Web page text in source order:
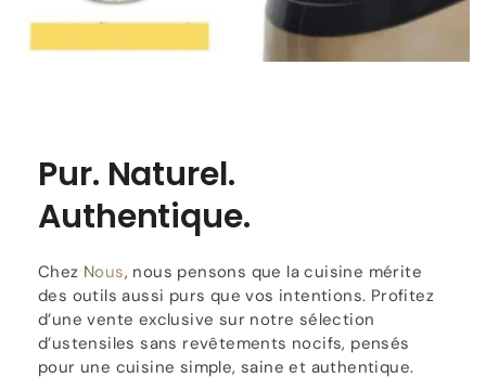
Pur. Naturel.
Authentique.
Chez Nous, nous pensons que la cuisine mérite
des outils aussi purs que vos intentions. Profitez
d’une vente exclusive sur notre sélection
d’ustensiles sans revêtements nocifs, pensés
pour une cuisine simple, saine et authentique.